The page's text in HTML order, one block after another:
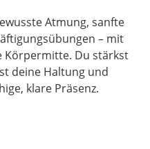
Atmung, sanfte
– mit
Körpermitte. Du stärkst
deine Haltung und
klare Präsenz.